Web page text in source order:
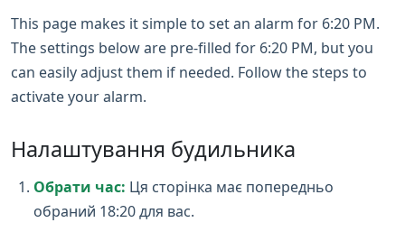
This page makes it simple to set an alarm for 6:20 PM.
The settings below are pre-filled for 6:20 PM, but you
can easily adjust them if needed. Follow the steps to
activate your alarm.
Налаштування будильника
Обрати час: Ця сторінка має попередньо
обраний 18:20 для вас.